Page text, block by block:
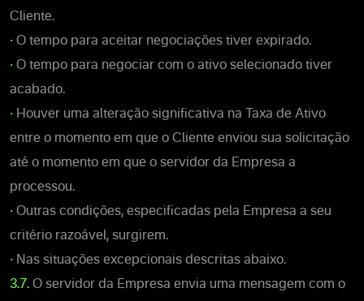
Cliente.
• O tempo para aceitar negociações tiver expirado.
• O tempo para negociar com o ativo selecionado tiver
acabado.
• Houver uma alteração significativa na Taxa de Ativo
entre o momento em que o Cliente enviou sua solicitação
até o momento em que o servidor da Empresa a
processou.
• Outras condições, especificadas pela Empresa a seu
critério razoável, surgirem.
• Nas situações excepcionais descritas abaixo.
3.7. O servidor da Empresa envia uma mensagem com o